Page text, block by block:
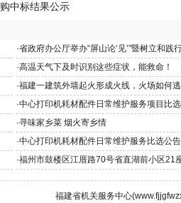
中标结果公示
·省政府办公厅举办“屏山论‘见’”暨树立和践
教育专题党课
·高温天气下及时识别这些症状，能救命！
·福建一建筑外墙起火形成火线，火场如何
·中心打印机耗材配件日常维护服务项目比
·寻味家乡菜 烟火寄乡情
·中心打印机耗材配件日常维护服务比选公告
·福州市鼓楼区江厝路70号省直湖前小区21
福建省机关服务中心(